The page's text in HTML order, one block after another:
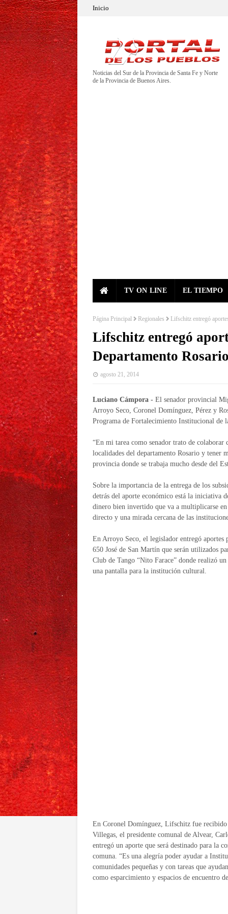
Inicio
Noticias del Sur de la Provincia de Santa Fe y Norte
de la Provincia de Buenos Aires.
TV ON LINE EL TIEMPO
Página Principal Regionales Lifschitz entregó
Lifschitz entregó
Departamento Rosario
agosto 21, 2014
Luciano Cámpora - El senador provincial
Arroyo Seco, Coronel Domínguez, Pérez y
Programa de Fortalecimiento Institucional de
“En mi tarea como senador trato de colaborar
localidades del departamento Rosario y tener
provincia donde se trabaja mucho desde del
Sobre la importancia de la entrega de los
detrás del aporte económico está la iniciativa
dinero bien invertido que va a multiplicarse
directo y una mirada cercana de las
En Arroyo Seco, el legislador entregó aportes
650 José de San Martín que serán utilizados
Club de Tango “Nito Farace” donde realizó
una pantalla para la institución cultural.
En Coronel Domínguez, Lifschitz fue
Villegas, el presidente comunal de Alvear,
entregó un aporte que será destinado para la
comuna. “Es una alegría poder ayudar a
comunidades pequeñas y con tareas que
como esparcimiento y espacios de encuentro